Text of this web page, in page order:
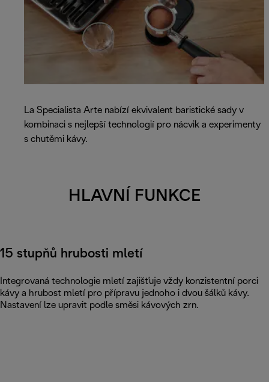
La Specialista Arte nabízí ekvivalent baristické sady v
kombinaci s nejlepší technologií pro nácvik a experimenty
s chutěmi kávy.
HLAVNÍ FUNKCE
15 stupňů hrubosti mletí
Integrovaná technologie mletí zajišťuje vždy konzistentní porci
kávy a hrubost mletí pro přípravu jednoho i dvou šálků kávy.
Nastavení lze upravit podle směsi kávových zrn.